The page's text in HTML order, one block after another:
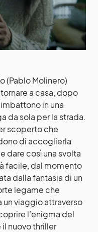
(Pablo Molinero)
a casa, dopo
in una
da sola per la strada.
scoperto che
di accoglierla
dare così una svolta
facile, dal momento
dalla fantasia di un
legame che
un viaggio attraverso
l’enigma del
il nuovo thriller